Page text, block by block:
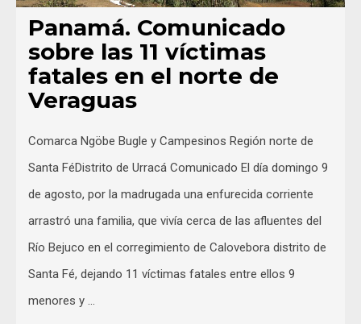
Panamá. Comunicado
sobre las 11 víctimas
fatales en el norte de
Veraguas
Comarca Ngöbe Bugle y Campesinos Región norte de
Santa FéDistrito de Urracá Comunicado El día domingo 9
de agosto, por la madrugada una enfurecida corriente
arrastró una familia, que vivía cerca de las afluentes del
Río Bejuco en el corregimiento de Calovebora distrito de
Santa Fé, dejando 11 víctimas fatales entre ellos 9
menores y …